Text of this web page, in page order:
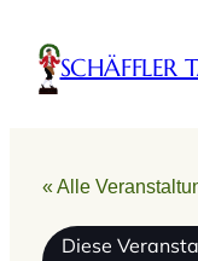
SCHÄFFLER
« Alle
Diese